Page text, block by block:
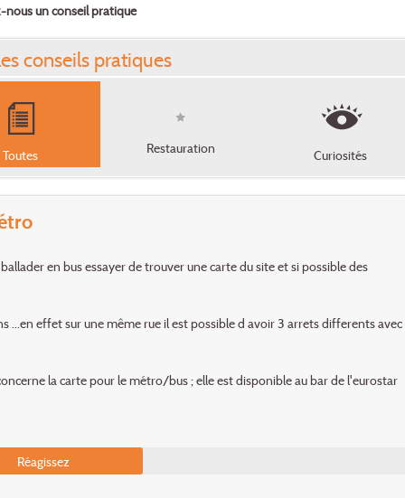
nous un conseil pratique
conseils pratiques
Toutes Restauration Curiosités
en bus essayer de trouver une carte du site et si possible des
...en effet sur une même rue il est possible d avoir 3 arrets differents
la carte pour le métro/bus ; elle est disponible au bar de l'eurostar
Réagissez